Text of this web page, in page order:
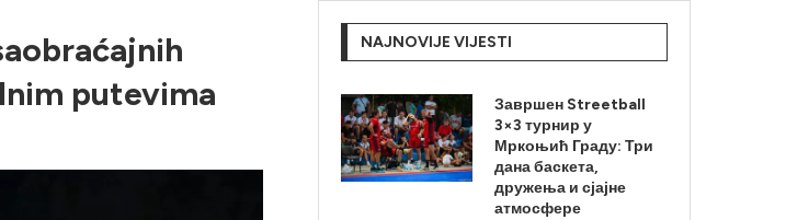
putevima
NAJNOVIJE VIJESTI
Завршен Streetball
3×3 турнир у
Мркоњић Граду: Три
дана баскета,
дружења и сјајне
атмосфере